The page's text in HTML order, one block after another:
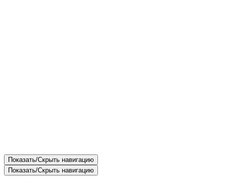
Показать/Скрыть навигацию
Показать/Скрыть навигацию